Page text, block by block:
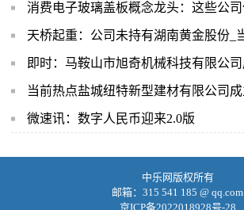
微速讯：数字人民币迎来2.0版
中乐网版权所有
邮箱：315 541 185 @ qq.com
京ICP备2022018928号-28